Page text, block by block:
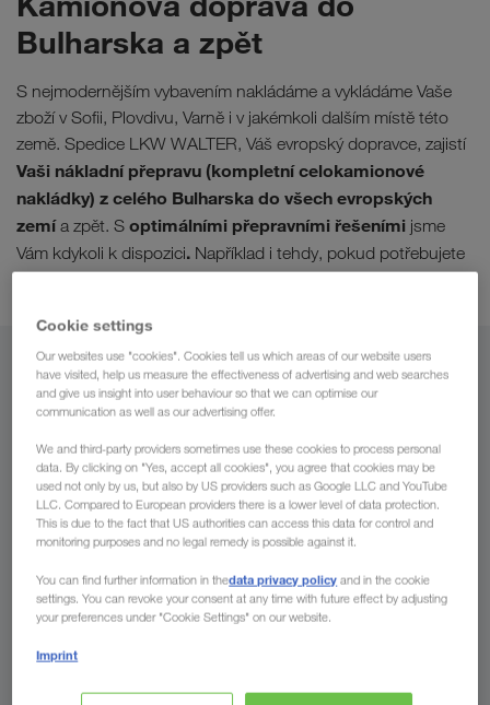
Bulharska a zpět
S nejmodernějším vybavením nakládáme a vykládáme Vaše
zboží v Sofii, Plovdivu, Varně i v jakémkoli dalším místě této
země. Spedice LKW WALTER, Váš evropský dopravce, zajistí
Vaši nákladní přepravu (kompletní celokamionové
nakládky) z celého Bulharska do všech evropských
zemía zpět. S optimálními přepravními řešeními jsme
Vám kdykoli k dispozici. Například i tehdy, pokud potřebujete
kamionový ložný prostor ve velmi krátké době.
Česko
Do
Cookie settings
Our websites use "cookies". Cookies tell us which areas of our website users
have visited, help us measure the effectiveness of advertising and web searches
and give us insight into user behaviour so that we can optimise our
communication as well as our advertising offer.
We and third-party providers sometimes use these cookies to process personal
data. By clicking on "Yes, accept all cookies", you agree that cookies may be
used not only by us, but also by US providers such as Google LLC and YouTube
LLC. Compared to European providers there is a lower level of data protection.
This is due to the fact that US authorities can access this data for control and
monitoring purposes and no legal remedy is possible against it.
You can find further information in thedata privacy policy and in the cookie
settings. You can revoke your consent at any time with future effect by adjusting
your preferences under "Cookie Settings" on our website.
Imprint